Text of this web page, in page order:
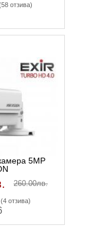
отзивa)
5MP
260.00лв.
(4 отзивa)